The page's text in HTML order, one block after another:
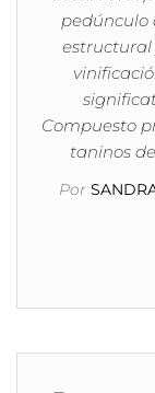
pedúnculo
estructural
Compuesto
taninos
Por